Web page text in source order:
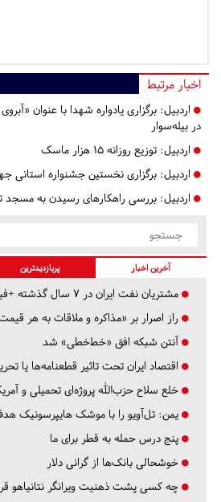
اخبار مرتبط
اردبیل: برگزاری یادواره شهدا با عنوان
در بیله‌سوار
اردبیل: توزیع روزانه ۱۵ هزار ماسک
اردبیل: برگزاری نخستین جشنواره استانی
اردبیل: بررسی راهکارهای رسیدن به مسجد
آخرین اخبار پربازدیدترین
مشتریان نفت ایران در ۷ سال گذشته +فیلم
راز اصرار بر «مذاکره و ملاقات به هر
آنتن شبکه افق «خط‌خطی» شد
اقتصاد ایران تحت تاثیر قطعنامه‌ها یا
خلع سلاح حزب‌الله پروژه‌ای تحمیلی و
یمن: تل‌آویو را با موشک هایپرسونیک
پنج درس‌ حمله به قطر برای ما
خوشحالی بانک‌ها از گرانی دلار
چه کسی پشت ذهنیت ویرانگر نتانیاهو